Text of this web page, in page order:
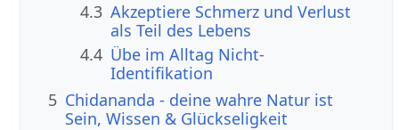
4.3 Akzeptiere Schmerz und Verlust
als Teil des Lebens
4.4 Übe im Alltag Nicht-
Identifikation
5 Chidananda - deine wahre Natur ist
Sein, Wissen & Glückseligkeit